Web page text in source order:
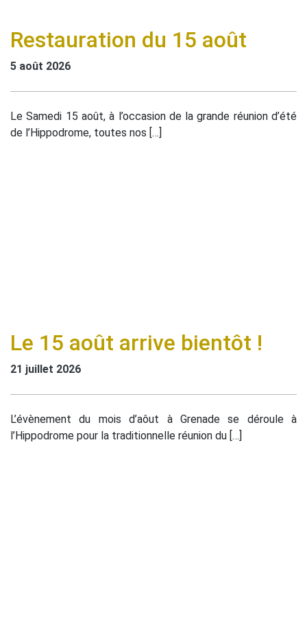
Restauration du 15 août
5 août 2026
Le Samedi 15 août, à l’occasion de la grande réunion d’été
de l’Hippodrome, toutes nos […]
Le 15 août arrive bientôt !
21 juillet 2026
L’évènement du mois d’aôut à Grenade se déroule à
l’Hippodrome pour la traditionnelle réunion du […]